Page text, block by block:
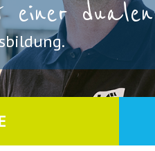
dualen